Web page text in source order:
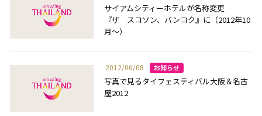
サイアムシティーホテルが名称変更
『ザ スコソン、バンコク』に（2012年10
月～）
2012/06/08
写真で見るタイフェスティバル大阪＆名古
屋2012